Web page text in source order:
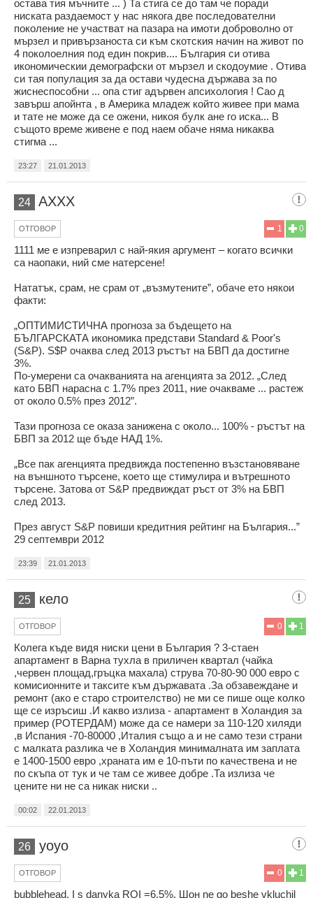
остава тия мъчните ... ) Та стига се до там че поради
ниската раздаемост у нас някога две последователни
поколение не участват на пазара на имоти доброволно от
мързел и привързаноста си към скотския начин на живот по
4 поколоелния под един покрив.... България си отива
икономическии демографски от мързел и скодоумие . Отива
си тая популация за да остави чудесна държава за по
жиснеспособни ... опа стиг адървен апсихология ! Сао д
завърш апойнта , в Америка младеж който живее при мама
и тате не може да се ожени, никоя булк ане го иска... В
същото време живене е под наем обаче няма никаква
стигма ...
23:27 21.01.2013
24 AXXX
0
1
ОТГОВОР
1111 ме е изпреварил с най-якия аргумент – когато всички
са наопаки, ний сме натерсене!
Нататък, срам, не срам от „възмутените”, обаче ето някои
факти:
„ОПТИМИСТИЧНА прогноза за бъдещето на
БЪЛГАРСКАТА икономика представи Standard & Poor's
(S&P). S$P очаква след 2013 ръстът на БВП да достигне
3%.
По-умерени са очакванията на агенцията за 2012. „След
като БВП нарасна с 1.7% през 2011, ние очакваме ... растеж
от около 0.5% през 2012”.
Тази прогноза се оказа занижена с около... 100% - ръстът на
БВП за 2012 ще бъде НАД 1%.
„Все пак агенцията предвижда постепенно възстановяване
на външното търсене, което ще стимулира и вътрешното
търсене. Затова от S&P предвиждат ръст от 3% на БВП
след 2013.
През август S&P повиши кредитния рейтинг на България...”
29 септември 2012
23:39 21.01.2013
25 кело
1
0
ОТГОВОР
Колега къде видя ниски цени в България ? 3-стаен
апартамент в Варна тухла в приличен квартал (чайка
,червен площад,гръцка махала) струва 70-80-90 000 евро с
комисионните и таксите към държавата .За обзавеждане и
ремонт (ако е старо строителство) не ми се пише още колко
ще се изръсиш .И какво излиза - апартамент в Холандия за
пример (РОТЕРДАМ) може да се намери за 110-120 хиляди
,в Испания -70-80000 ,Италия също а и не само тези страни
с малката разлика че в Холандия минималната им заплата
е 1400-1500 евро ,храната им е 10-пъти по качествена и не
по скъпа от тук и че там се живее добре .Та излиза че
цените ни не са никак ниски ..
00:02 22.01.2013
26 yoyo
1
0
ОТГОВОР
bubblehead, I s danyka ROI =6.5%. Шон ne go beshe vkluchil